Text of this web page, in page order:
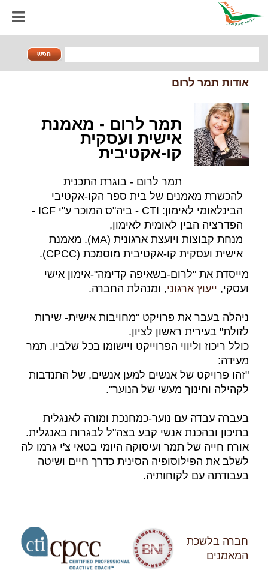
אודות תמר לרום
תמר לרום - מאמנת
אישית ועסקית
קו-אקטיבית
תמר לרום - בוגרת התכנית
להכשרת מאמנים של בית ספר הקו-אקטיבי
הבינלאומי לאימון: CTI - ביה"ס המוכר ע"י ICF -
הפדרציה הבין לאומית לאימון,
מנחת קבוצות ויועצת ארגונית (MA). מאמנת
אישית ועסקית קו-אקטיבית מוסמכת (CPCC).
מייסדת את "לרום-בשאיפה קדימה"-אימון אישי
ועסקי, ייעוץ ארגוני, ומנהלת החברה.
ניהלה בעבר את פרויקט "מחויבות אישית- שירות
לזולת" בעירית ראשון לציון.
כולל ריכוז וליווי הפרוייקט ויישומו בכל שלביו. תמר
מעידה:
"זהו פרויקט של אנשים למען אנשים, של התנדבות
לקהילה וחינוך מעשי של הנוער".
בעברה עבדה עם נוער-כמחנכת ומורה לאנגלית
בתיכון ובהכנת אנשי קבע בצה"ל לבגרות באנגלית.
אורח חייה של תמר ועיסוקה היומי בטאי צ'י גרמו לה
לשלב את הפילוסופיה הסינית כדרך חיים ושיטה
בעבודתה עם לקוחותיה.
חברה בלשכת
המאמנים